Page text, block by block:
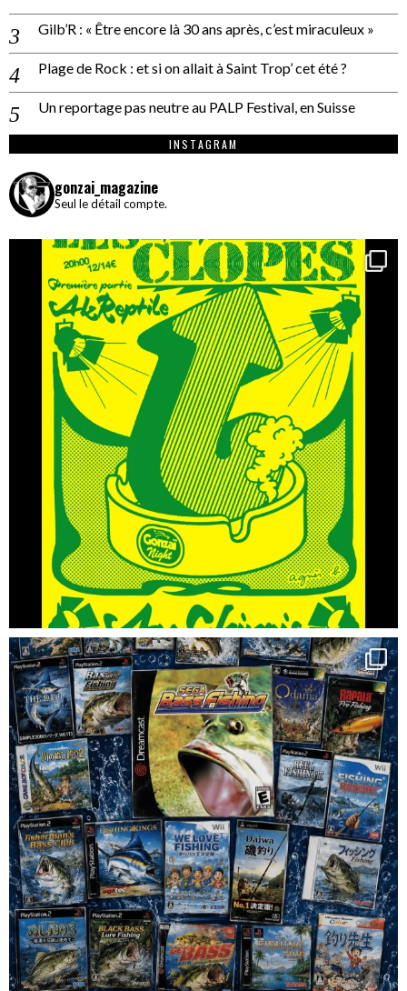
Gilb’R : « Être encore là 30 ans après, c’est miraculeux »
Plage de Rock : et si on allait à Saint Trop’ cet été ?
Un reportage pas neutre au PALP Festival, en Suisse
INSTAGRAM
gonzai_magazine
Seul le détail compte.